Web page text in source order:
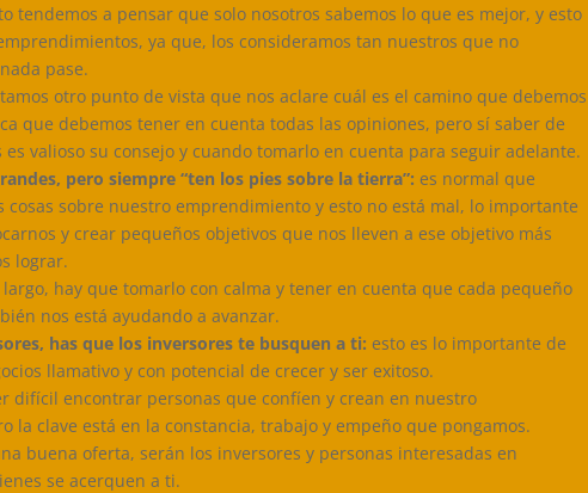
tendemos a pensar que solo nosotros sabemos lo que es mejor, y esto
ya que, los consideramos tan nuestros que no
pase.
otro punto de vista que nos aclare cuál es el camino que debemos
que debemos tener en cuenta todas las opiniones, pero sí saber de
valioso su consejo y cuando tomarlo en cuenta para seguir adelante.
pero siempre “ten los pies sobre la tierra”: es normal que
cosas sobre nuestro emprendimiento y esto no está mal, lo importante
y crear pequeños objetivos que nos lleven a ese objetivo más
lograr.
hay que tomarlo con calma y tener en cuenta que cada pequeño
nos está ayudando a avanzar.
has que los inversores te busquen a ti: esto es lo importante de
llamativo y con potencial de crecer y ser exitoso.
difícil encontrar personas que confíen y crean en nuestro
la clave está en la constancia, trabajo y empeño que pongamos.
buena oferta, serán los inversores y personas interesadas en
se acerquen a ti.